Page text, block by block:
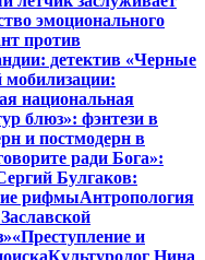
эмоционального
против
детектив «Черные
мобилизации:
национальная
блюз»: фэнтези в
и постмодерн в
ради Бога»:
Булгаков:
рифмыАнтропология
«Преступление и
Культуролог Нина